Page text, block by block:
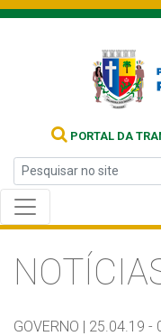
PORTAL DA
GOVERNO | 25.04.19 -